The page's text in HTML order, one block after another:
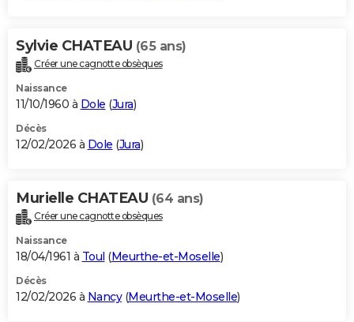
Sylvie CHATEAU (65 ans)
Créer une cagnotte obsèques
Naissance
11/10/1960 à Dole (Jura)
Décès
12/02/2026 à Dole (Jura)
Murielle CHATEAU (64 ans)
Créer une cagnotte obsèques
Naissance
18/04/1961 à Toul (Meurthe-et-Moselle)
Décès
12/02/2026 à Nancy(Meurthe-et-Moselle)